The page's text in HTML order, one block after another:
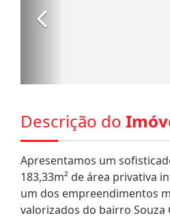
Descrição do
Apresentamos um
183,33m² de área privativa
um dos empreendimentos
valorizados do bairro Souza